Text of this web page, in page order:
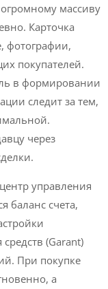
массиву
Карточка
фотографии,
покупателей.
в формировании
следит за тем,
через
управления
баланс счета,
(Garant)
При покупке
а